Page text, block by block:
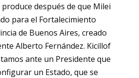
produce después de que Milei
para el Fortalecimiento
de Buenos Aires, creado
Alberto Fernández. Kicillof
ante un Presidente que
un Estado, que se